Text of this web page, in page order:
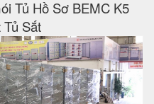
Tủ Hồ Sơ BEMC K5
Sắt